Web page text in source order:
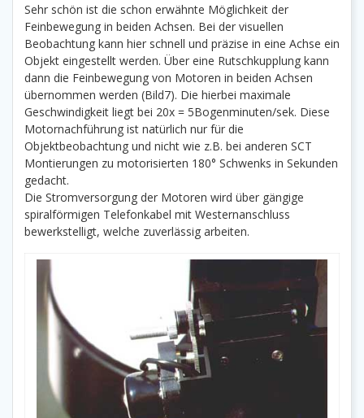
Sehr schön ist die schon erwähnte Möglichkeit der
Feinbewegung in beiden Achsen. Bei der visuellen
Beobachtung kann hier schnell und präzise in eine Achse ein
Objekt eingestellt werden. Über eine Rutschkupplung kann
dann die Feinbewegung von Motoren in beiden Achsen
übernommen werden (Bild7). Die hierbei maximale
Geschwindigkeit liegt bei 20x = 5Bogenminuten/sek. Diese
Motornachführung ist natürlich nur für die
Objektbeobachtung und nicht wie z.B. bei anderen SCT
Montierungen zu motorisierten 180° Schwenks in Sekunden
gedacht.
Die Stromversorgung der Motoren wird über gängige
spiralförmigen Telefonkabel mit Westernanschluss
bewerkstelligt, welche zuverlässig arbeiten.